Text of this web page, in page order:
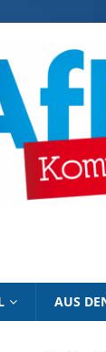
AUS